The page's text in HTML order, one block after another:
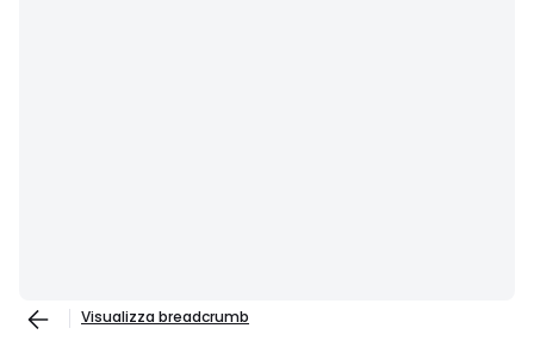
Visualizza breadcrumb